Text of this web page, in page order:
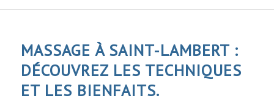
MASSAGE À SAINT-LAMBERT :
DÉCOUVREZ LES TECHNIQUES
ET LES BIENFAITS.